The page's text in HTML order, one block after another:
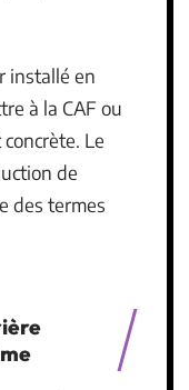
installé en
à la CAF ou
Le
de
des termes